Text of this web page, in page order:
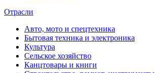
Отрасли
Авто, мото и спецтехника
Бытовая техника и электроника
Культура
Сельское хозяйство
Канцтовары и книги